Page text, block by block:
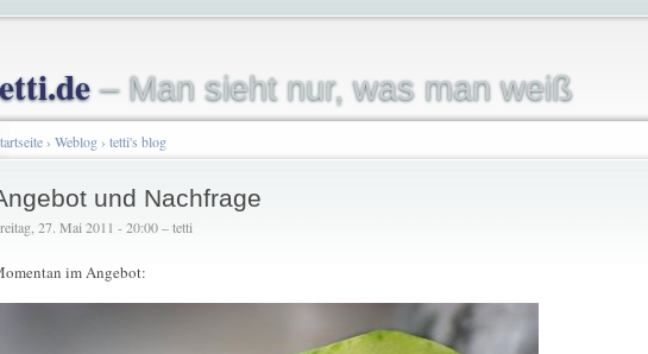
– Man sieht nur, was man weiß
› Weblog› tetti's blog
und Nachfrage
27. Mai 2011 - 20:00 – tetti
im Angebot: